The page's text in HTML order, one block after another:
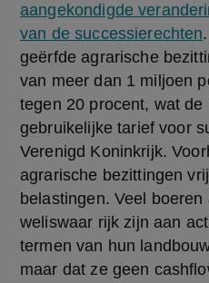
aangekondigde
van de successierechten
geërfde agrarische
van meer dan 1 miljoen
tegen 20 procent, wat de
gebruikelijke tarief voor
Verenigd Koninkrijk.
agrarische bezittingen
belastingen. Veel
weliswaar rijk zijn aan
termen van hun
maar dat ze geen